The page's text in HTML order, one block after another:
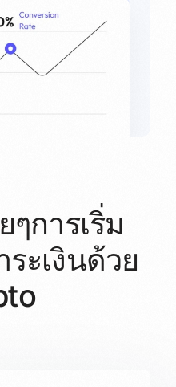
ๆการเริ่ม
ะเงินด้วย